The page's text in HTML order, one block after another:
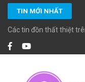
Bỏ
qua
nội
TIN MỚI NHẤT
Các tin đồn thất thiệt